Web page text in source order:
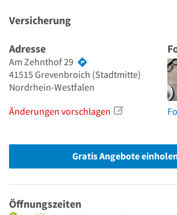
Versicherung
Adresse
Am Zehnthof 29
41515Grevenbroich (Stadtmitte)
Nordrhein-Westfalen
Änderungen vorschlagen
Gratis Angebote
Öffnungszeiten